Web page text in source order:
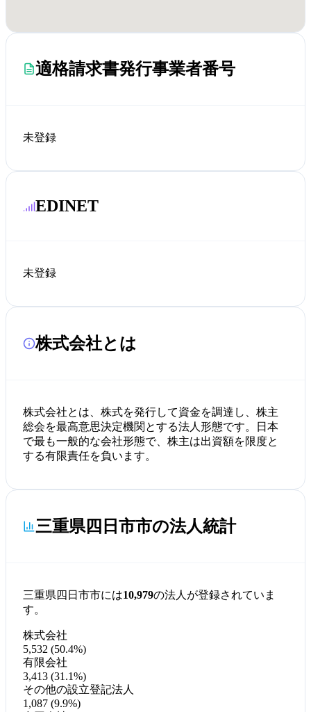
適格請求書発行事業者番号
未登録
EDINET
未登録
株式会社とは
株式会社とは、株式を発行して資金を調達し、株主
総会を最高意思決定機関とする法人形態です。日本
で最も一般的な会社形態で、株主は出資額を限度と
する有限責任を負います。
三重県四日市市の法人統計
三重県四日市市には10,979の法人が登録されていま
す。
株式会社
5,532 (50.4%)
有限会社
3,413 (31.1%)
その他の設立登記法人
1,087 (9.9%)